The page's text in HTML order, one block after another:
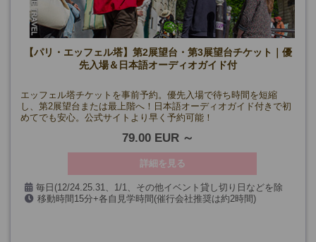
【パリ・エッフェル塔】第2展望台・第3展望台チケット｜優
先入場＆日本語オーディオガイド付
エッフェル塔チケットを事前予約。優先入場で待ち時間を短縮
し、第2展望台または最上階へ！日本語オーディオガイド付きで初
めてでも安心。公式サイトより早く予約可能！
79.00 EUR
詳細を見る
毎日(12/24.25.31、1/1、その他イベント貸し切り日などを除
く) 移動時間15分+各自見学時間(催行会社推奨は約2時間)